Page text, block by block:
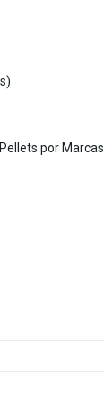
por Marcas